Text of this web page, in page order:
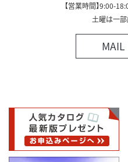
【営業時間】9:00-
土曜は一
MAIL